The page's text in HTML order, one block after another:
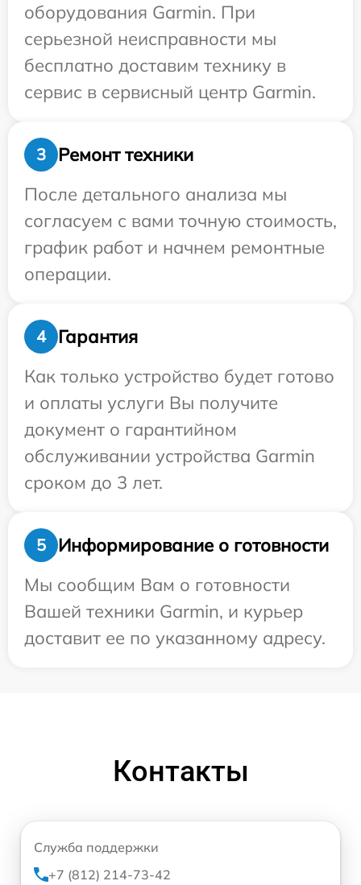
оборудования Garmin. При
серьезной неисправности мы
бесплатно доставим технику в
сервис в сервисный центр Garmin.
3
Ремонт техники
После детального анализа мы
согласуем с вами точную стоимость,
график работ и начнем ремонтные
операции.
4
Гарантия
Как только устройство будет готово
и оплаты услуги Вы получите
документ о гарантийном
обслуживании устройства Garmin
сроком до 3 лет.
5
Информирование о готовности
Мы сообщим Вам о готовности
Вашей техники Garmin, и курьер
доставит ее по указанному адресу.
Контакты
Служба поддержки
+7 (812) 214-73-42